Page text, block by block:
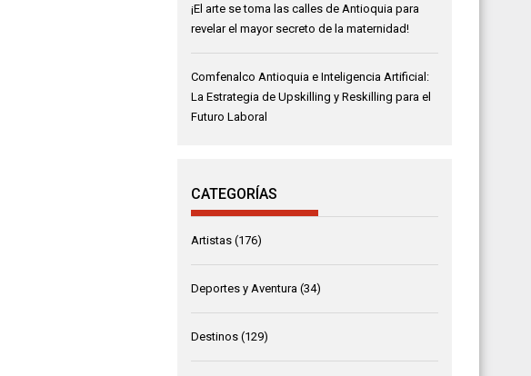
¡El arte se toma las calles de Antioquia para
revelar el mayor secreto de la maternidad!
Comfenalco Antioquia e Inteligencia Artificial:
La Estrategia de Upskilling y Reskilling para el
Futuro Laboral
CATEGORÍAS
Artistas (176)
Deportes y Aventura (34)
Destinos (129)